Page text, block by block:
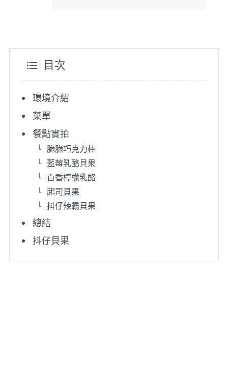
目次
環境介紹
菜單
餐點實拍
脆脆巧克力棒
藍莓乳酪貝果
百香檸檬乳酪
起司貝果
抖仔辣霸貝果
總結
抖仔貝果